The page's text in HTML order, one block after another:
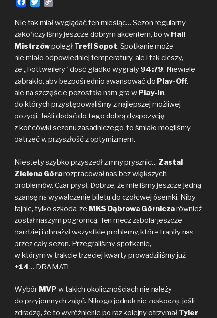
2025/2026
w przyszłość
a
c
e
o
o
k
w
i
t
t
e
r
o
p
y
i
n
k
Nie tak miał wyglądać ten miesiąc… Sezon regularny
zakończyliśmy jeszcze dobrym akcentem, bo w Hali
Mistrzówpoległ Trefl Sopot. Spotkanie może
nie miało odpowiedniej temperatury, ale i tak cieszy,
że „Rottweilery” dość gładko wygrały 94:79. Niewiele
zabrakło, aby bezpośrednio awansować do Play-Off,
ale na szczęście pozostała nam gra w Play-In,
do których przystępowaliśmy z najlepszej możliwej
pozycji. Jeśli dodać do tego dobrą dyspozycję
z końcówki sezonu zasadniczego, to śmiało mogliśmy
patrzeć w przyszłość z optymizmem.
Niestety szybko przyszedł zimny prysznic… Zastal
Zielona Górarozpracował nas bez większych
problemów. Czar prysł. Dobrze, że mieliśmy jeszcze jedną
szansę na wywalczenie biletu do czołowej ósemki. Niby
fajnie, tylko szkoda, że MKS Dąbrowa Górniczarównież
został naszym pogromcą. Ten mecz zabolał jeszcze
bardziej i obnażył wszystkie problemy, które trapiły nas
przez cały sezon. Przegraliśmy spotkanie,
w którym w trakcie trzeciej kwarty prowadziliśmy już
+14… DRAMAT!
Wybór MVP w takich okolicznościach nie należy
do przyjemnych zajęć. Nikogo jednak nie zaskoczę, jeśli
zdradzę, że to wyróżnienie po raz kolejny otrzymał Tyler